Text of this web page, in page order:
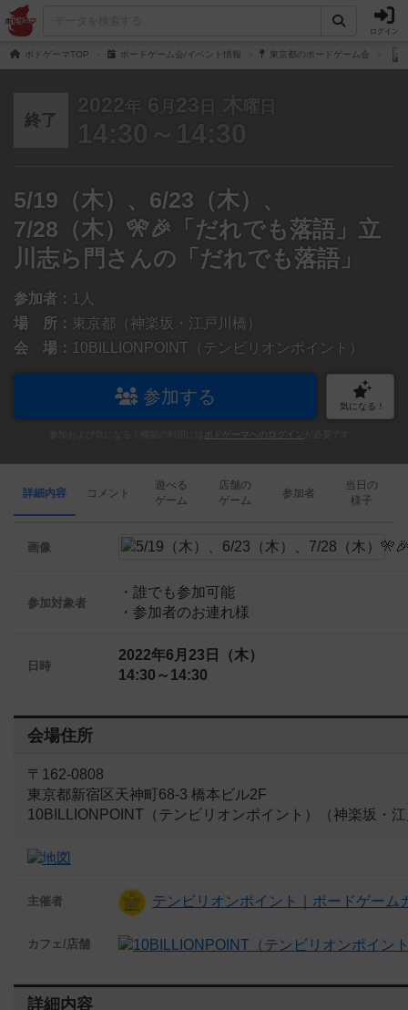
ログイン
ボドゲーマTOP ボードゲーム会/イベント情報 東京都のボードゲーム会
終了
2022 年 6 月 23 日 木 曜日
14:30～14:30
5/19（木）、6/23（木）、
7/28（木）🎌🎉「だれでも落語」立
川志ら門さんの「だれでも落語」
参加者： 1人
場 所： 東京都（神楽坂・江戸川橋）
会 場： 10BILLIONPOINT（テンビリオンポイント）
参加する 気になる！
ボドゲーマへのログイン
詳細内容 コメント
遊べる
ゲーム
店舗の
ゲーム
参加者
当日の
様子
画像
参加対象者
・誰でも参加可能
・参加者のお連れ様
日時
2022年6月23日（木）
14:30～14:30
会場住所
〒162-0808
東京都新宿区天神町68-3 橋本ビル2F
10BILLIONPOINT（テンビリオンポイント）（神楽坂・
主催者 テンビリオンポイント｜ボードゲー
カフェ/店舗
詳細内容